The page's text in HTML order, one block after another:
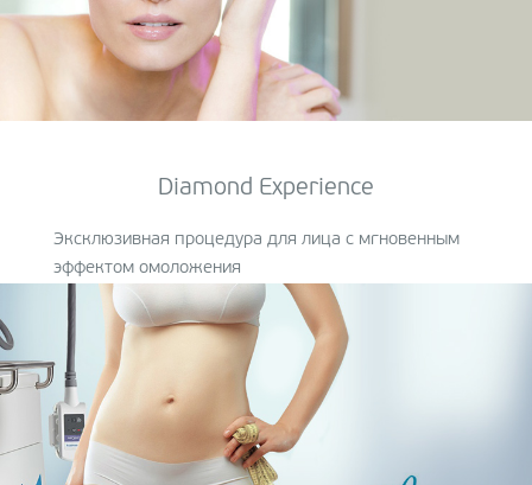
Diamond Experience
Эксклюзивная процедура для лица с мгновенным
эффектом омоложения